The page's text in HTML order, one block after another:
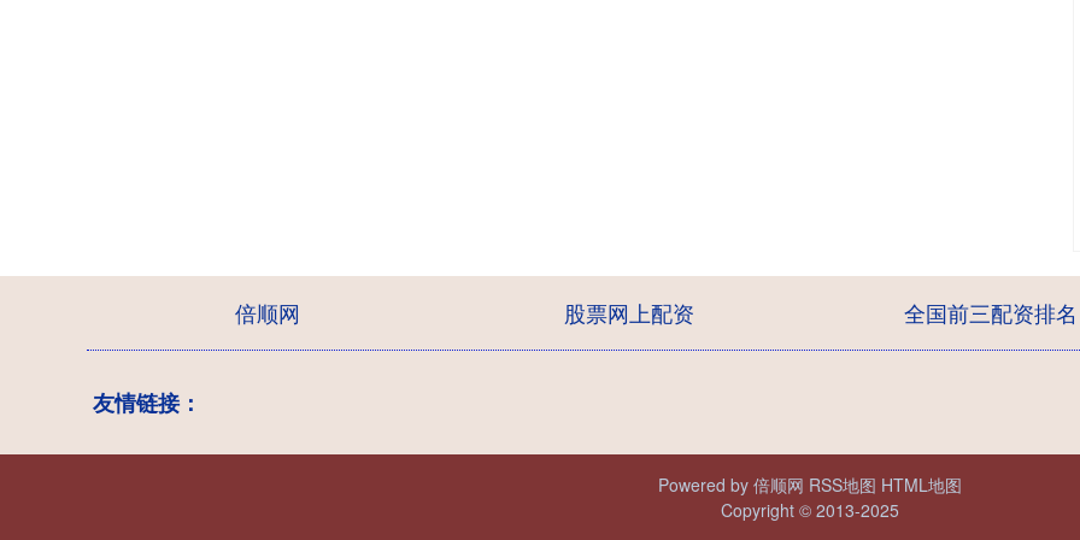
倍顺网 股票网上配资 全国前三配资排名
友情链接：
Powered by 倍顺网 RSS地图 HTML地图
Copyright © 2013-2025